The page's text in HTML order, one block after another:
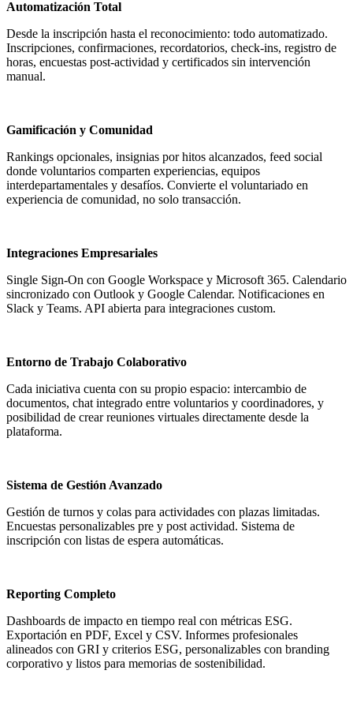
Automatización Total
Desde la inscripción hasta el reconocimiento: todo automatizado.
Inscripciones, confirmaciones, recordatorios, check-ins, registro de
horas, encuestas post-actividad y certificados sin intervención
manual.
Gamificación y Comunidad
Rankings opcionales, insignias por hitos alcanzados, feed social
donde voluntarios comparten experiencias, equipos
interdepartamentales y desafíos. Convierte el voluntariado en
experiencia de comunidad, no solo transacción.
Integraciones Empresariales
Single Sign-On con Google Workspace y Microsoft 365. Calendario
sincronizado con Outlook y Google Calendar. Notificaciones en
Slack y Teams. API abierta para integraciones custom.
Entorno de Trabajo Colaborativo
Cada iniciativa cuenta con su propio espacio: intercambio de
documentos, chat integrado entre voluntarios y coordinadores, y
posibilidad de crear reuniones virtuales directamente desde la
plataforma.
Sistema de Gestión Avanzado
Gestión de turnos y colas para actividades con plazas limitadas.
Encuestas personalizables pre y post actividad. Sistema de
inscripción con listas de espera automáticas.
Reporting Completo
Dashboards de impacto en tiempo real con métricas ESG.
Exportación en PDF, Excel y CSV. Informes profesionales
alineados con GRI y criterios ESG, personalizables con branding
corporativo y listos para memorias de sostenibilidad.